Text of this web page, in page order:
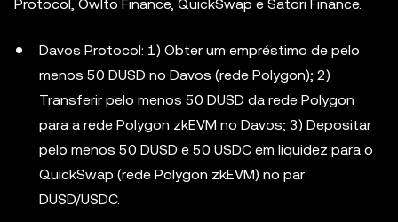
Protocol, Owlto Finance, QuickSwap e Satori Finance.
Davos Protocol: 1) Obter um empréstimo de pelo
menos 50 DUSD no Davos (rede Polygon); 2)
Transferir pelo menos 50 DUSD da rede Polygon
para a rede Polygon zkEVM no Davos; 3) Depositar
pelo menos 50 DUSD e 50 USDC em liquidez para o
QuickSwap (rede Polygon zkEVM) no par
DUSD/USDC.